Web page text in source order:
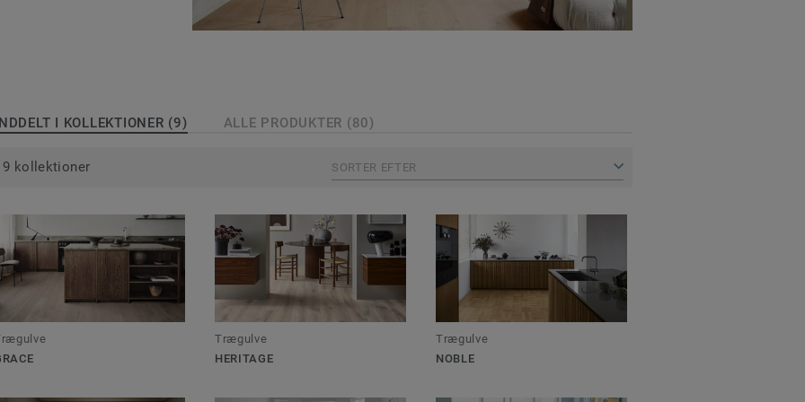
Professional
mellem lak og
glansfuld
I KOLLEKTIONER (9) ALLE PRODUKTER (80)
9 kollektioner SORTER EFTER
Trægulve
HERITAGE
Trægulve
NOBLE